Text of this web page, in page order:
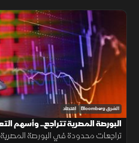
الشرق Bloomberg اقتصاد
البورصة المصرية تتراجع.. وأسهم
تراجعات محدودة في البورصة